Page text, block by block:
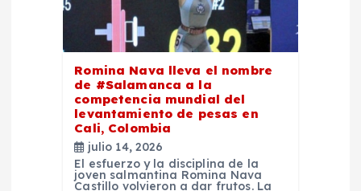
Romina Nava lleva el nombre
de #Salamanca a la
competencia mundial del
levantamiento de pesas en
Cali, Colombia
julio 14, 2026
El esfuerzo y la disciplina de la
joven salmantina Romina Nava
Castillo volvieron a dar frutos. La